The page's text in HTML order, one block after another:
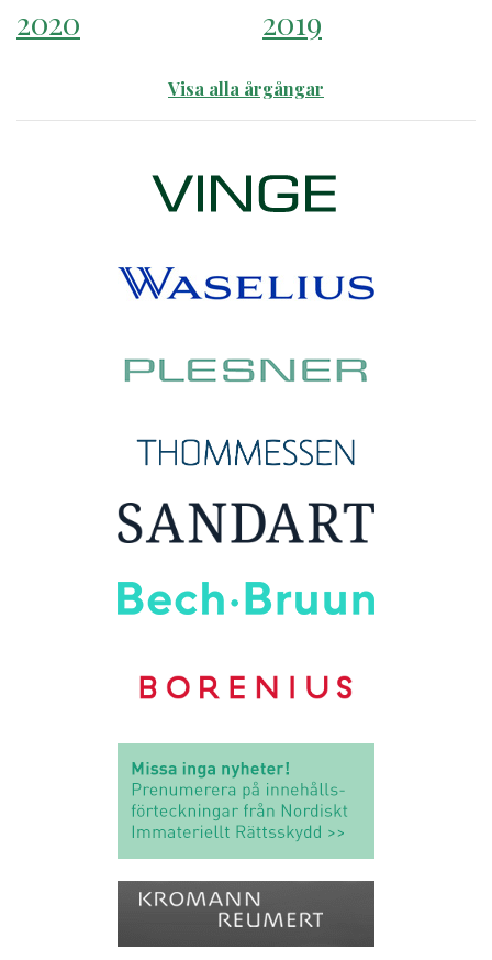
2020
2019
Visa alla årgångar